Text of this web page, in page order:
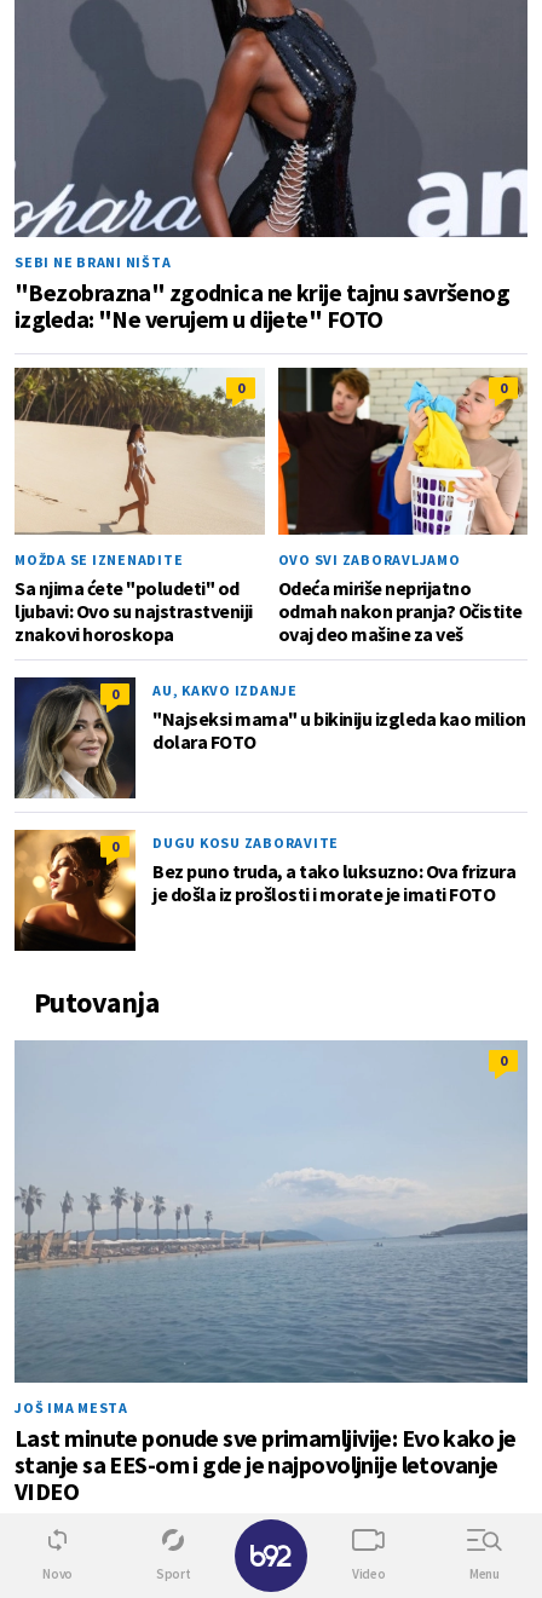
SEBI NE BRANI NIŠTA
"Bezobrazna" zgodnica ne krije tajnu savršenog
izgleda: "Ne verujem u dijete" FOTO
0
MOŽDA SE IZNENADITE
Sa njima ćete "poludeti" od
ljubavi: Ovo su najstrastveniji
znakovi horoskopa
0
OVO SVI ZABORAVLJAMO
Odeća miriše neprijatno
odmah nakon pranja? Očistite
ovaj deo mašine za veš
0 AU, KAKVO IZDANJE
"Najseksi mama" u bikiniju izgleda kao milion
dolara FOTO
0 DUGU KOSU ZABORAVITE
Bez puno truda, a tako luksuzno: Ova frizura
je došla iz prošlosti i morate je imati FOTO
Putovanja
0
JOŠ IMA MESTA
Last minute ponude sve primamljivije: Evo kako je
stanje sa EES-om i gde je najpovoljnije letovanje
VIDEO
Novo Sport Video Menu
✕